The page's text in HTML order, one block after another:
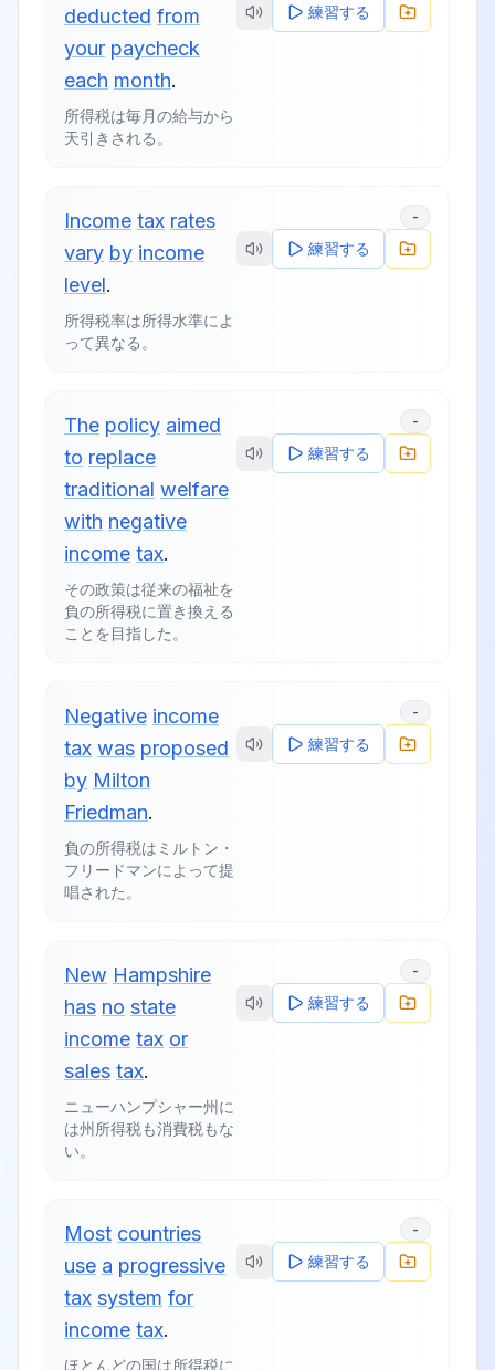
deducted from
your paycheck
each month.
所得税は毎月の給与から
天引きされる。
練習する
Income tax rates
vary by income
level.
所得税率は所得水準によ
って異なる。
-
練習する
The policy aimed
to replace
traditional welfare
with negative
income tax.
その政策は従来の福祉を
負の所得税に置き換える
ことを目指した。
-
練習する
Negative income
tax was proposed
by Milton
Friedman.
負の所得税はミルトン・
フリードマンによって提
唱された。
-
練習する
New Hampshire
has no state
income tax or
sales tax.
ニューハンプシャー州に
は州所得税も消費税もな
い。
-
練習する
Most countries
use a progressive
tax system for
income tax.
ほとんどの国は所得税に
-
練習する